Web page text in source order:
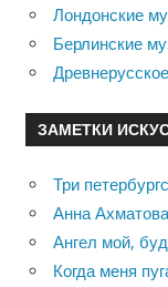
Лондонские
Берлинские
ЗАМЕТКИ
Три
Анна
Ангел мой,
Когда меня